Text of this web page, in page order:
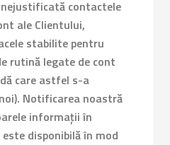
contactele
ale Clientului,
stabilite pentru
rutină legate de cont
care astfel s-a
Notificarea noastră
informații în
disponibilă în mod